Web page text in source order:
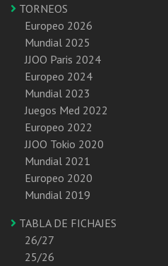
TORNEOS
Europeo 2026
Mundial 2025
JJOO Paris 2024
Europeo 2024
Mundial 2023
Juegos Med 2022
Europeo 2022
JJOO Tokio 2020
Mundial 2021
Europeo 2020
Mundial 2019
TABLA DE FICHAJES
26/27
25/26